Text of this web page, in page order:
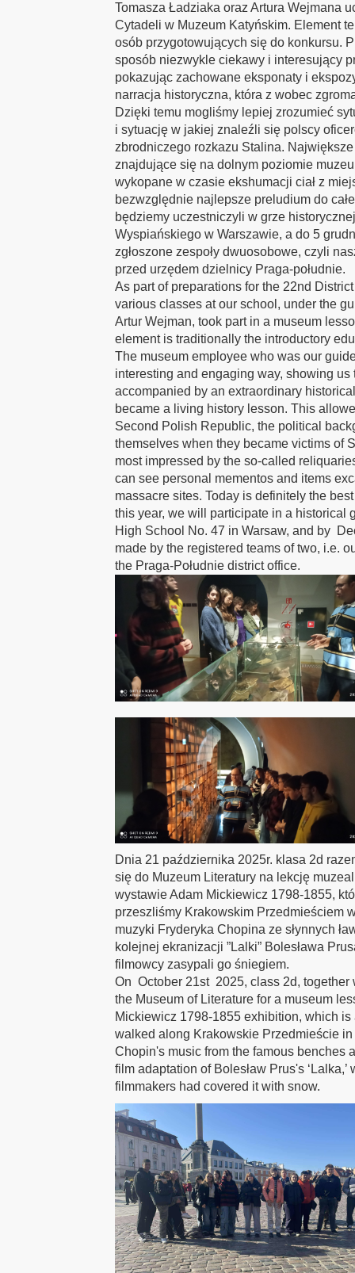
Tomasza Ładziaka oraz Artura Wejmana
Cytadeli w Muzeum Katyńskim. Element
osób przygotowujących się do konkursu.
sposób niezwykle ciekawy i interesujący
pokazując zachowane eksponaty i
narracja historyczna, która z wobec
Dzięki temu mogliśmy lepiej zrozumieć
i sytuację w jakiej znaleźli się polscy
zbrodniczego rozkazu Stalina.
znajdujące się na dolnym poziomie
wykopane w czasie ekshumacji ciał z
bezwzględnie najlepsze preludium do
będziemy uczestniczyli w grze
Wyspiańskiego w Warszawie, a do 5
zgłoszone zespoły dwuosobowe, czyli
przed urzędem dzielnicy Praga-południe.
As part of preparations for the 22nd
various classes at our school, under the
Artur Wejman, took part in a museum
element is traditionally the introductory
The museum employee who was our
interesting and engaging way, showing
accompanied by an extraordinary
became a living history lesson. This
Second Polish Republic, the political
themselves when they became victims of
most impressed by the so-called
can see personal mementos and items
massacre sites. Today is definitely the
this year, we will participate in a historical
High School No. 47 in Warsaw, and by
made by the registered teams of two, i.e.
the Praga-Południe district office.
Dnia 21 października 2025r. klasa 2d
się do Muzeum Literatury na lekcję
wystawie Adam Mickiewicz 1798-1855,
przeszliśmy Krakowskim Przedmieściem
muzyki Fryderyka Chopina ze słynnych
kolejnej ekranizacji ”Lalki” Bolesława
filmowcy zasypali go śniegiem.
On October 21st 2025, class 2d, together
the Museum of Literature for a museum
Mickiewicz 1798-1855 exhibition, which
walked along Krakowskie Przedmieście
Chopin's music from the famous benches
film adaptation of Bolesław Prus's
filmmakers had covered it with snow.